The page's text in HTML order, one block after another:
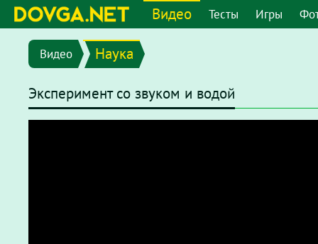
Видео Тесты Игры
Видео Наука
Эксперимент со звуком и водой